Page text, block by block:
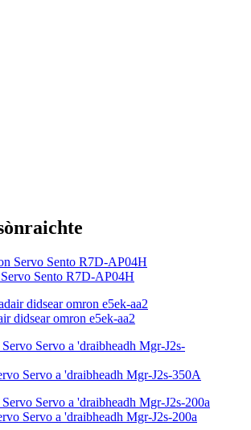
Sento R7D-AP04H
didsear omron e5ek-aa2
Servo a 'draibheadh ​​Mgr-J2s-350A
Servo a 'draibheadh ​​Mgr-J2s-200a